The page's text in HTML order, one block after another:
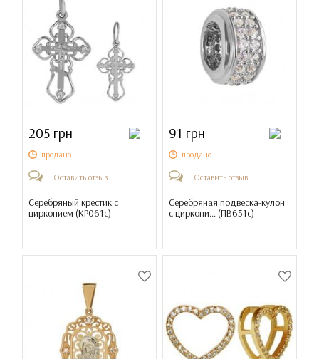
205 грн
продано
Оставить отзыв
Серебряный крестик с
цирконием (КР061с)
91 грн
продано
Оставить отзыв
Серебряная подвеска-кулон
с циркони... (ПВ651с)